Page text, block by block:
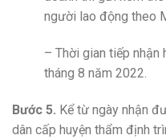
người lao động theo
– Thời gian tiếp nhận
tháng 8 năm 2022.
Bước 5. Kể từ ngày nhận
dân cấp huyện thẩm định